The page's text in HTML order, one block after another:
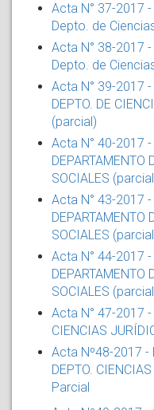
Acta N° 37-2017
Depto. de
Acta N° 38-2017
Depto. de
Acta N° 39-2017
DEPTO. DE
(parcial)
Acta N° 40-2017
DEPARTAMENTO
SOCIALES
Acta N° 43-2017
DEPARTAMENTO
SOCIALES
Acta N° 44-2017
DEPARTAMENTO
SOCIALES
Acta N° 47-2017 -
CIENCIAS
Acta Nº48-2017 -
DEPTO.
Parcial